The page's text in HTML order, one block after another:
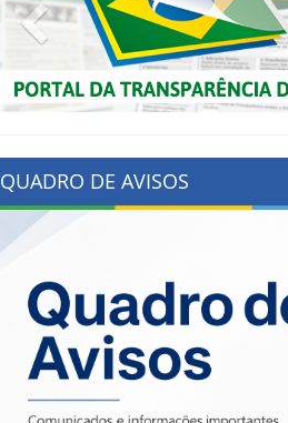
Previous
QUADRO DE AVISOS